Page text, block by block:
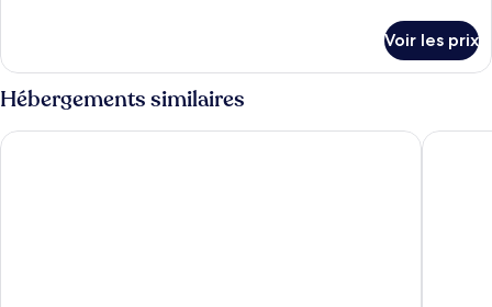
le
type
de
chambre
Chambre
Voir les prix
Hébergements similaires
Airline lnn Green Park Way